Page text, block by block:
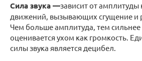
Сила звука —зависит от
движений, вызывающих сгущение и
Чем больше амплитуда, тем сильнее
оценивается ухом как громкость.
силы звука является децибел.